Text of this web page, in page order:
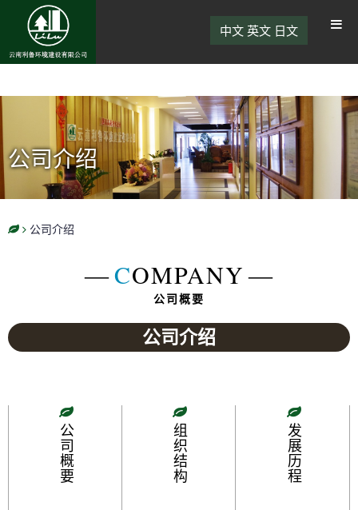
中文 英文 日文
公司介绍
公司介绍
―COMPANY―
公司概要
公司介绍
公司概要 组织结构 发展历程